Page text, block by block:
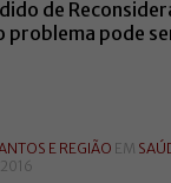
de
problema pode
E REGIÃO EM